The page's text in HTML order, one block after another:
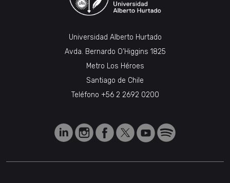
Universidad Alberto Hurtado
Avda. Bernardo O’Higgins 1825
Metro Los Héroes
Santiago de Chile
Teléfono +56 2 2692 0200